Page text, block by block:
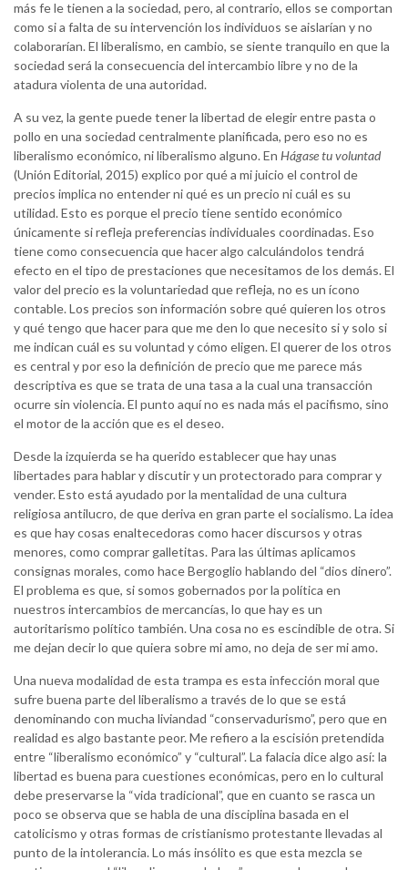
más fe le tienen a la sociedad, pero, al contrario, ellos se comportan
como si a falta de su intervención los individuos se aislarían y no
colaborarían. El liberalismo, en cambio, se siente tranquilo en que la
sociedad será la consecuencia del intercambio libre y no de la
atadura violenta de una autoridad.
A su vez, la gente puede tener la libertad de elegir entre pasta o
pollo en una sociedad centralmente planificada, pero eso no es
liberalismo económico, ni liberalismo alguno. En Hágase tu voluntad
(Unión Editorial, 2015) explico por qué a mi juicio el control de
precios implica no entender ni qué es un precio ni cuál es su
utilidad. Esto es porque el precio tiene sentido económico
únicamente si refleja preferencias individuales coordinadas. Eso
tiene como consecuencia que hacer algo calculándolos tendrá
efecto en el tipo de prestaciones que necesitamos de los demás. El
valor del precio es la voluntariedad que refleja, no es un ícono
contable. Los precios son información sobre qué quieren los otros
y qué tengo que hacer para que me den lo que necesito si y solo si
me indican cuál es su voluntad y cómo eligen. El querer de los otros
es central y por eso la definición de precio que me parece más
descriptiva es que se trata de una tasa a la cual una transacción
ocurre sin violencia. El punto aquí no es nada más el pacifismo, sino
el motor de la acción que es el deseo.
Desde la izquierda se ha querido establecer que hay unas
libertades para hablar y discutir y un protectorado para comprar y
vender. Esto está ayudado por la mentalidad de una cultura
religiosa antilucro, de que deriva en gran parte el socialismo. La idea
es que hay cosas enaltecedoras como hacer discursos y otras
menores, como comprar galletitas. Para las últimas aplicamos
consignas morales, como hace Bergoglio hablando del “dios dinero”.
El problema es que, si somos gobernados por la política en
nuestros intercambios de mercancías, lo que hay es un
autoritarismo político también. Una cosa no es escindible de otra. Si
me dejan decir lo que quiera sobre mi amo, no deja de ser mi amo.
Una nueva modalidad de esta trampa es esta infección moral que
sufre buena parte del liberalismo a través de lo que se está
denominando con mucha liviandad “conservadurismo”, pero que en
realidad es algo bastante peor. Me refiero a la escisión pretendida
entre “liberalismo económico” y “cultural”. La falacia dice algo así: la
libertad es buena para cuestiones económicas, pero en lo cultural
debe preservarse la “vida tradicional”, que en cuanto se rasca un
poco se observa que se habla de una disciplina basada en el
catolicismo y otras formas de cristianismo protestante llevadas al
punto de la intolerancia. Lo más insólito es que esta mezcla se